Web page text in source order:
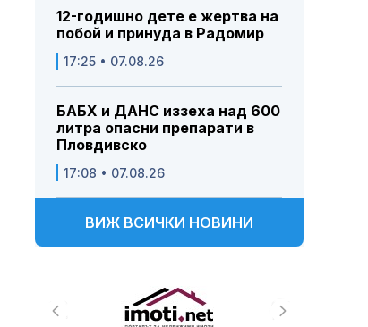
12-годишно дете е жертва на
побой и принуда в Радомир
17:25 • 07.08.26
БАБХ и ДАНС иззеха над 600
литра опасни препарати в
Пловдивско
17:08 • 07.08.26
ВИЖ ВСИЧКИ НОВИНИ